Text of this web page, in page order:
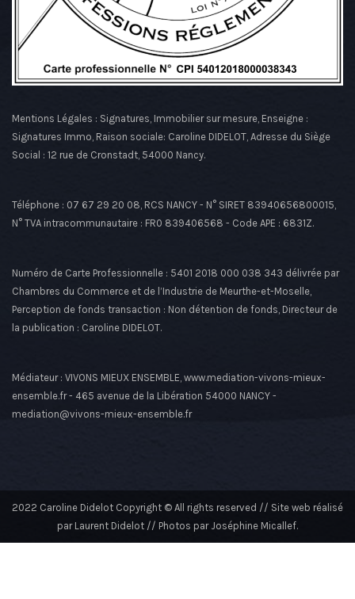
Mentions Légales : Signatures, Immobilier sur mesure, Enseigne :
Signatures Immo, Raison sociale: Caroline DIDELOT, Adresse du Siège
Social : 12 rue de Cronstadt, 54000 Nancy.
Téléphone : 07 67 29 20 08, RCS NANCY - N° SIRET 83940656800015,
N° TVA intracommunautaire : FR0 839406568 - Code APE : 6831Z.
Numéro de Carte Professionnelle : 5401 2018 000 038 343 délivrée par
Chambres du Commerce et de l’Industrie de Meurthe-et-Moselle,
Perception de fonds transaction : Non détention de fonds, Directeur de
la publication : Caroline DIDELOT.
Médiateur : VIVONS MIEUX ENSEMBLE, www.mediation-vivons-mieux-
ensemble.fr - 465 avenue de la Libération 54000 NANCY -
mediation@vivons-mieux-ensemble.fr
2022 Caroline Didelot Copyright © All rights reserved // Site web réalisé
par Laurent Didelot // Photos par Joséphine Micallef.